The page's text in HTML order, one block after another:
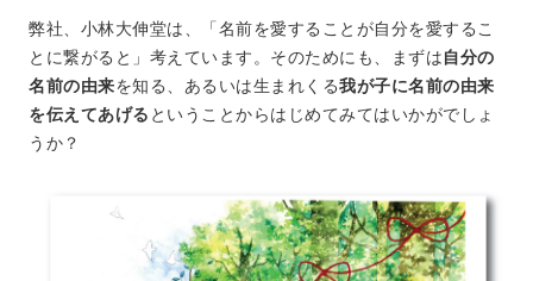
弊社、小林大伸堂は、「名前を愛することが自分を愛するこ
とに繋がると」考えています。そのためにも、まずは自分の
名前の由来を知る、あるいは生まれくる我が子に名前の由来
を伝えてあげる ということからはじめてみてはいかがでしょ
うか？